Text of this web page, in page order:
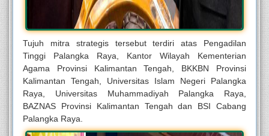
Tujuh mitra strategis tersebut terdiri atas Pengadilan
Tinggi Palangka Raya, Kantor Wilayah Kementerian
Agama Provinsi Kalimantan Tengah, BKKBN Provinsi
Kalimantan Tengah, Universitas Islam Negeri Palangka
Raya, Universitas Muhammadiyah Palangka Raya,
BAZNAS Provinsi Kalimantan Tengah dan BSI Cabang
Palangka Raya.